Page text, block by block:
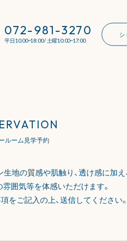
シ
072-981-3270
平日10:00~18:00 / 土曜10:00~17:00
ルーム見学予約
生地の質感や肌触り、透け感に加え
囲気等を体感いただけます。
をご記入の上、送信してください